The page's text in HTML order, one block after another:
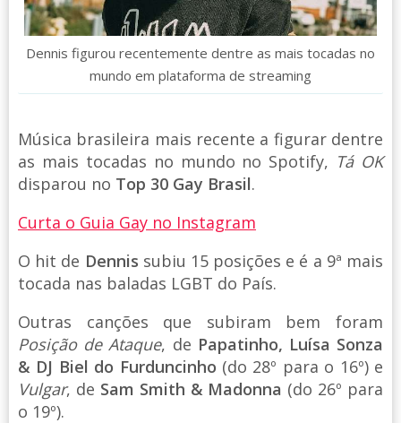
Dennis figurou recentemente dentre as mais tocadas no
mundo em plataforma de streaming
Música brasileira mais recente a figurar dentre
as mais tocadas no mundo no Spotify, Tá OK
disparou no Top 30 Gay Brasil.
Curta o Guia Gay no Instagram
O hit de Dennis subiu 15 posições e é a 9ª mais
tocada nas baladas LGBT do País.
Outras canções que subiram bem foram
Posição de Ataque, de Papatinho, Luísa Sonza
& DJ Biel do Furduncinho (do 28º para o 16º) e
Vulgar, de Sam Smith & Madonna (do 26º para
o 19º).